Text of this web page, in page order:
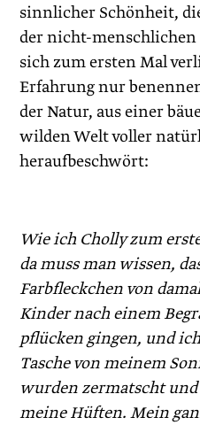
sinnlicher Schönheit,
der nicht-
sich zum ersten Mal
Erfahrung nur
der Natur, aus einer
wilden Welt voller
heraufbeschwört:
Wie ich Cholly zum
da muss man wissen,
Farbfleckchen von
Kinder nach einem
pflücken gingen, und
Tasche von meinem
wurden zermatscht
meine Hüften. Mein